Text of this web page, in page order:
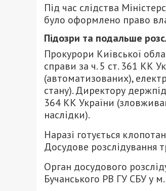
Під час слідства
було оформлено право
Підозри та подальше
Прокурори Київської
справи за ч. 5 ст. 361 КК
(автоматизованих),
стану). Директору
364 КК України
наслідки).
Наразі готується
Досудове розслідування
Орган досудового
Бучанського РВ ГУ СБУ у